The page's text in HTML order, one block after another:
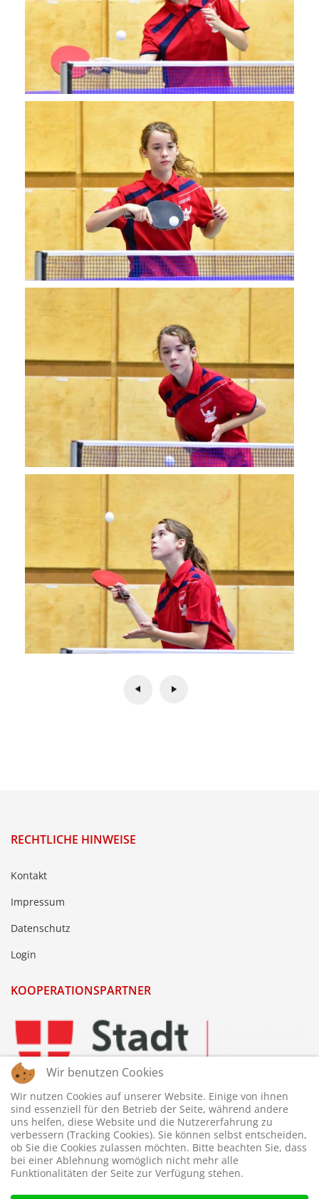
RECHTLICHE HINWEISE
Kontakt
Impressum
Datenschutz
Login
KOOPERATIONSPARTNER
Wir benutzen Cookies
Wir nutzen Cookies auf unserer Website. Einige von ihnen
sind essenziell für den Betrieb der Seite, während andere
uns helfen, diese Website und die Nutzererfahrung zu
verbessern (Tracking Cookies). Sie können selbst entscheiden,
ob Sie die Cookies zulassen möchten. Bitte beachten Sie, dass
bei einer Ablehnung womöglich nicht mehr alle
Funktionalitäten der Seite zur Verfügung stehen.